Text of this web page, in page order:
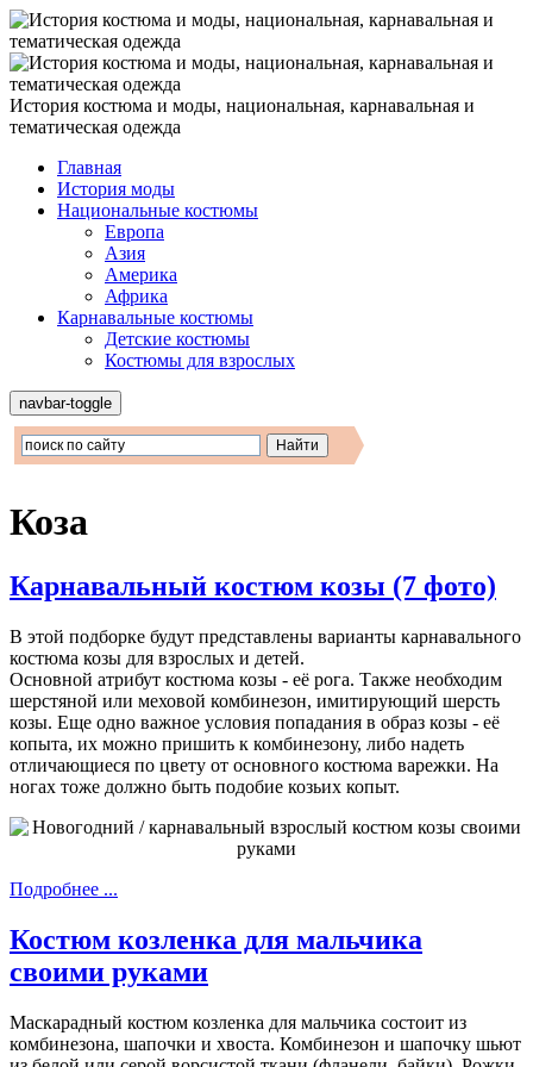
История костюма и моды, национальная, карнавальная и
тематическая одежда
Главная
История моды
Национальные костюмы
Европа
Азия
Америка
Африка
Карнавальные костюмы
Детские костюмы
Костюмы для взрослых
navbar-toggle
Коза
Карнавальный костюм козы (7 фото)
В этой подборке будут представлены варианты карнавального
костюма козы для взрослых и детей.
Основной атрибут костюма козы - её рога. Также необходим
шерстяной или меховой комбинезон, имитирующий шерсть
козы. Еще одно важное условия попадания в образ козы - её
копыта, их можно пришить к комбинезону, либо надеть
отличающиеся по цвету от основного костюма варежки. На
ногах тоже должно быть подобие козьих копыт.
Подробнее ...
Костюм козленка для мальчика
своими руками
Маскарадный костюм козленка для мальчика состоит из
комбинезона, шапочки и хвоста. Комбинезон и шапочку шьют